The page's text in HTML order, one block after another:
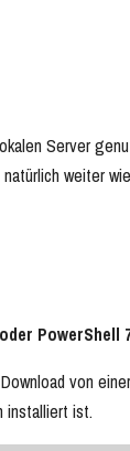
Server
weiter
PowerShell
von
installiert ist.